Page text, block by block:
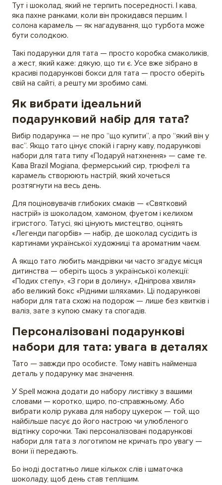
Тут і шоколад, який не терпить посередності. І кава,
яка пахне ранками, коли він прокидався першим. І
солона карамель — як нагадування, що турбота може
бути солодкою.
Такі подарунки для тата — просто коробка смаколиків,
а жест, який каже: дякую, що ти є. Усе вже зібрано в
красиві подарункові бокси для тата — просто оберіть
свій на сайті, а решту ми зробимо самі.
Як вибрати ідеальний
подарунковий набір для тата?
Вибір подарунка — не про “що купити”, а про “який він у
вас”. Якщо тато цінує спокій і гарну каву, подарункові
набори для тата типу «Подаруй натхнення» — саме те.
Кава Brazil Mogiana, фермерський сир, трюфелі та
карамель створюють настрій, який хочеться
розтягнути на весь день.
Для поціновувачів глибоких смаків — «Святковий
настрій» із шоколадом, хамоном, фуетом і келихом
ігристого. Татусі, які цінують мистецтво, оцінять
«Легенди пагорбів» — набір, де шоколад сусідить із
картинами української художниці та ароматним чаєм.
А якщо тато любить мандрівки чи часто згадує місця
дитинства — оберіть щось з української колекції:
«Подих степу», «З гори в долину», «Дніпрова хвиля»
або великий бокс «Рідними шляхами». Ці подарункові
набори для тата схожі на подорож — лише без квитків і
валіз, зате з купою смаку та спогадів.
Персоналізовані подарункові
набори для тата: увага в деталях
Тато — завжди про особисте. Тому навіть найменша
деталь у подарунку має значення.
У Spell можна додати до набору листівку з вашими
словами — коротко, щиро, по-справжньому. Або
вибрати колір рукава для набору цукерок — той, що
найбільше пасує до його настрою чи улюбленого
відтінку сорочки. Такі персоналізовані подарункові
набори для тата з логотипом не кричать про увагу —
вони її передають.
Бо іноді достатньо лише кількох слів і шматочка
шоколаду, щоб день став теплішим.